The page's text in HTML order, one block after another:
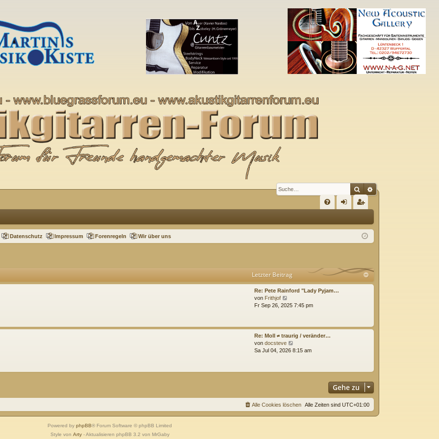
SucheErweiterte Suche
S
Q m ist
n
Datenschutz Impressum Forenregeln Wir über uns
Letzter Beitrag
Re: Pete Rainford "Lady Pyjam…
von Frithjof
e
s
t
e
r
i
Fr Sep 26, 2025 7:45 pm
Re: Moll ≠ traurig / veränder…
von docsteve
e
s
e
i
Sa Jul 04, 2026 8:15 am
Gehe zu
Alle Zeiten sind UTC+01:00
Alle Cookies löschen
Powered by phpBB® Forum Software © phpBB Limited
Style von Arty- Aktualisieren phpBB 3.2 von MrGaby